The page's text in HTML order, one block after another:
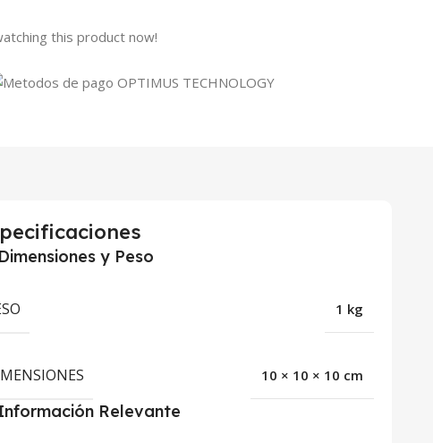
this product now!
Dimensiones y Peso
1 kg
10 × 10 × 10 cm
Relevante